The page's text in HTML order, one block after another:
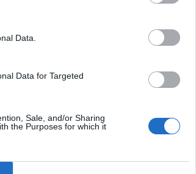
Data.
Data for Targeted
Sale, and/or Sharing
the Purposes for which it
de